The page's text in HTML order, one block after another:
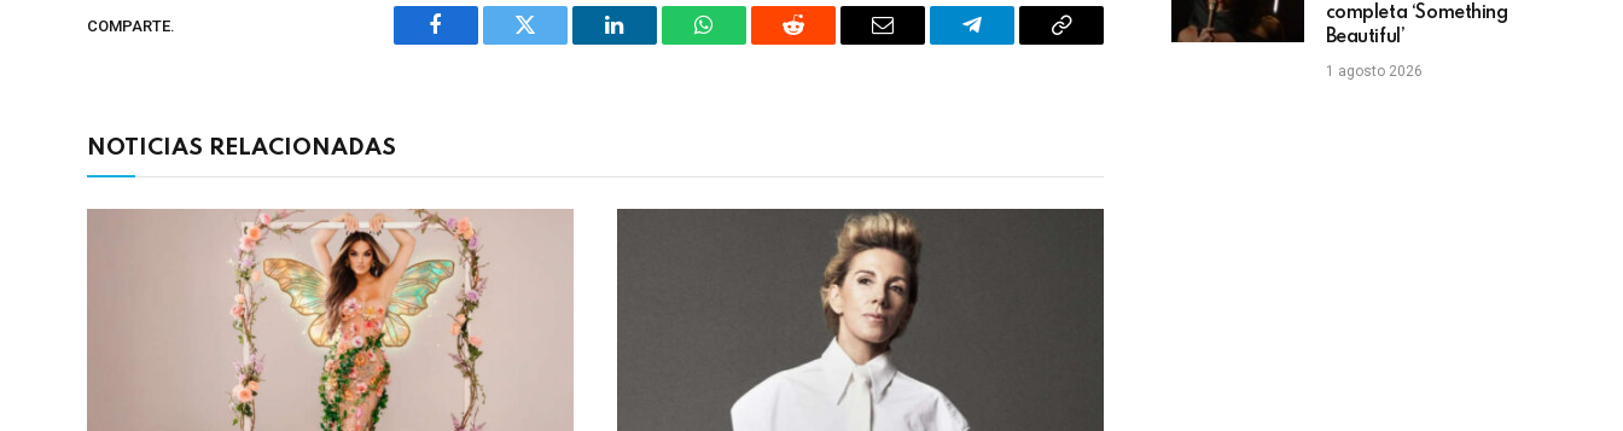
COMPARTE.
Facebook Twitter LinkedIn WhatsAppReddit
Correo
TelegramaCopiar
NOTICIAS RELACIONADAS
completa ‘Something
Beautiful’
1 agosto 2026